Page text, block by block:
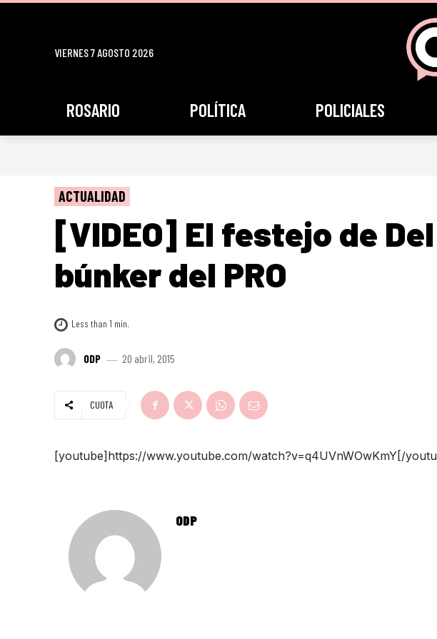
VIERNES 7 AGOSTO 2026
ROSARIO POLÍTICA POLICIALES
ACTUALIDAD
[VIDEO] El festejo de
búnker del PRO
Less than 1 min.
ODP 20 abril, 2015
CUOTA
[youtube]https://www.youtube.com/watch?v=q4UVnWOwKmY[/
ODP